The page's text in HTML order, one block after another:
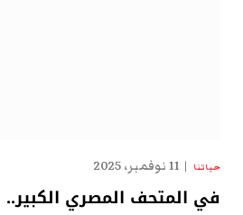
حياتنا 11 نوفمبر، 2025
في المتحف المصري